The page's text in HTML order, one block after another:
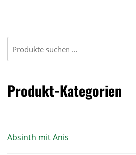
Suchen
nach:
Produkt-Kategorien
Absinth mit Anis